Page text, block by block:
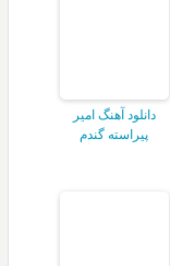
دانلود آهنگ امیر
پیراسته گندم